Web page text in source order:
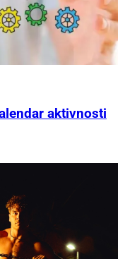
aktivnosti